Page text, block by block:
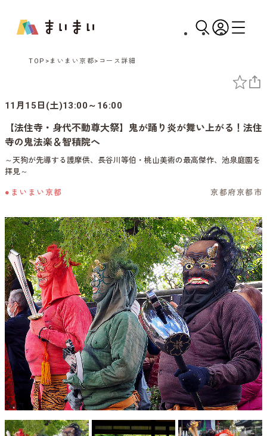
TOP まいまい京都 コース詳細
11月15日(土)13:00～16:00
【法住寺・身代不動尊大祭】鬼が踊り炎が舞い上がる！法住
寺の鬼法楽＆智積院へ
～天狗が先導する護摩供、長谷川等伯・桃山美術の最高傑作、池泉庭園を
拝見～
●まいまい京都 京都府京都市